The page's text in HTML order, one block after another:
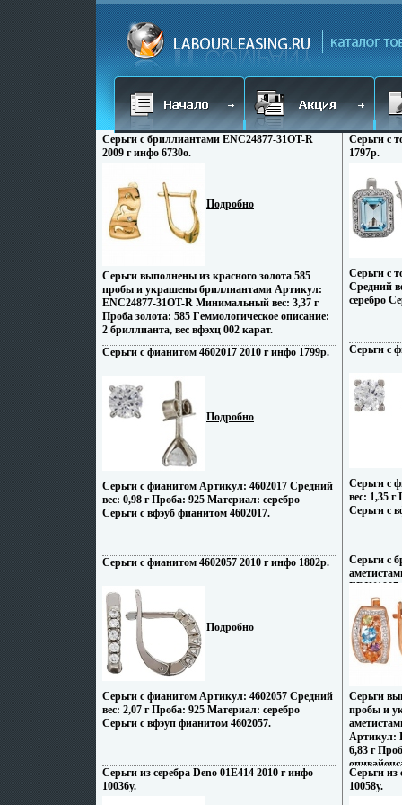
Серьги с бриллиантами ENC24877-31OT-R
2009 г инфо 6730o.
Подробно
Серьги выполнены из красного золота 585
пробы и украшены бриллиантами Артикул:
ENC24877-31OT-R Минимальный вес: 3,37 г
Проба золота: 585 Гeммологическое описание:
2 бриллианта, вес вфэхц 002 карат.
Серьги с фианитом 4602017 2010 г инфо 1799p.
Подробно
Серьги с фианитом Артикул: 4602017 Средний
вес: 0,98 г Проба: 925 Материал: серебро
Серьги с вфэуб фианитом 4602017.
Серьги с фианитом 4602057 2010 г инфо 1802p.
Подробно
Серьги с фианитом Артикул: 4602057 Средний
вес: 2,07 г Проба: 925 Материал: серебро
Серьги с вфэуп фианитом 4602057.
Серьги из серебра Deno 01E414 2010 г инфо
10036y.
Серьги с
1797p.
Серьги с
Средний
серебро
Серьги с
Серьги с
вес: 1,35
Серьги с
Серьги с
Серьги
пробы и
Артикул:
6,83 г
17 граней,
топаза,
Серьги из
10058y.